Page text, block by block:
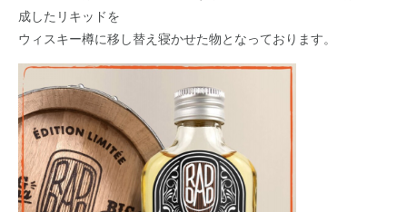
成したリキッドを
ウィスキー樽に移し替え寝かせた物となっております。